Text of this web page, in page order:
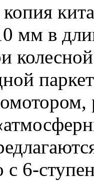
мм в
с 6-